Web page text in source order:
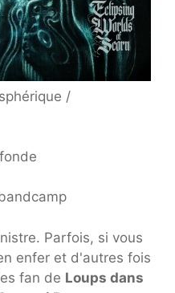
/
Parfois, si vous
enfer et d'autres fois
fan de Loups dans